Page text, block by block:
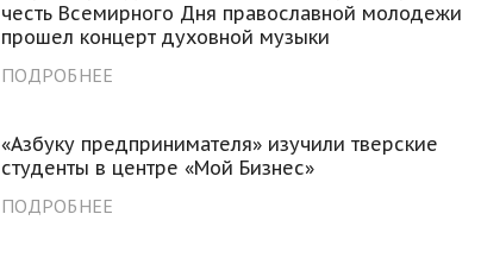
честь Всемирного Дня православной молодежи
прошел концерт духовной музыки
ПОДРОБНЕЕ
«Азбуку предпринимателя» изучили тверские
студенты в центре «Мой Бизнес»
ПОДРОБНЕЕ